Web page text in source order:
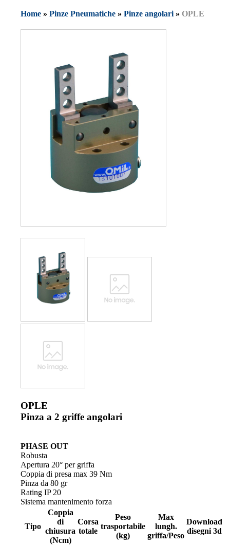
Home » Pinze Pneumatiche » Pinze angolari » OPLE
OPLE
Pinza a 2 griffe angolari
PHASE OUT
Robusta
Apertura 20° per griffa
Coppia di presa max 39 Nm
Pinza da 80 gr
Rating IP 20
Sistema mantenimento forza
Tipo
Coppia
di
chiusura
(Ncm)
Corsa
totale
Peso
trasportabile
(kg)
Max
lungh.
griffa/Peso
Download
disegni 3d